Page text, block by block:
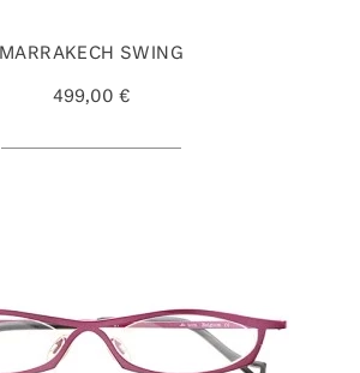
MARRAKECH SWING
499,00 €